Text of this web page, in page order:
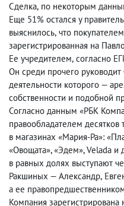
Сделка, по некоторым
Еще 51% остался у
выяснилось, что
зарегистрированная на
Ее учредителем, согласно
Он среди прочего
деятельности которого —
собственности и подобной
Согласно данным «РБК
правообладателем десятков
в магазинах «Мария-Ра»:
«Овощата», «Эдем», Velada
в равных долях выступают
Ракшиных — Александр,
а ее
Компания